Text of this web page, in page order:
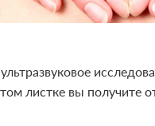
листке вы получите